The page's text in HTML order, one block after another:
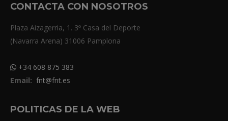
CONTACTA CON NOSOTROS
Plaza Aizagerria, 1. 3º Casa del Deporte
(Navarra Arena) 31006 Pamplona
+34 608 875 383
Email: fnt@fnt.es
POLITICAS DE LA WEB